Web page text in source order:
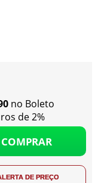
no Boleto
de 2%
COMPRAR